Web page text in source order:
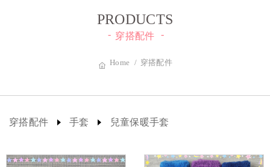
PRODUCTS
穿搭配件
Home 穿搭配件
熱銷預購
穿搭配件 手套 兒童保暖手套
訂單查詢